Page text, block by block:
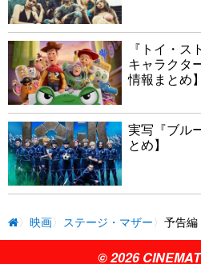
『トイ・ス
キャラクタ
情報まとめ】
実写『ブル
とめ】
映画 ステージ・マザー 予告
© 2026